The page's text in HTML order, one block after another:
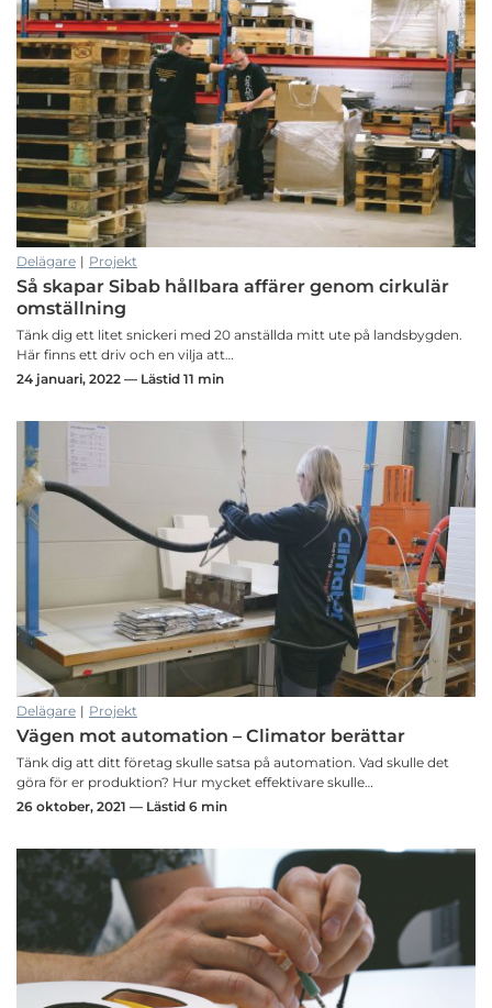
Delägare | Projekt
Så skapar Sibab hållbara affärer genom cirkulär
omställning
Tänk dig ett litet snickeri med 20 anställda mitt ute på landsbygden.
Här finns ett driv och en vilja att…
24 januari, 2022 — Lästid 11 min
Delägare | Projekt
Vägen mot automation – Climator berättar
Tänk dig att ditt företag skulle satsa på automation. Vad skulle det
göra för er produktion? Hur mycket effektivare skulle…
26 oktober, 2021 — Lästid 6 min